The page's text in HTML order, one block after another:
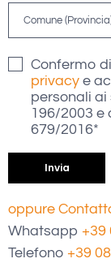
Confermo
privacy e
personali ai
196/2003 e
679/2016*
oppure
Whatsapp +39
Telefono +39